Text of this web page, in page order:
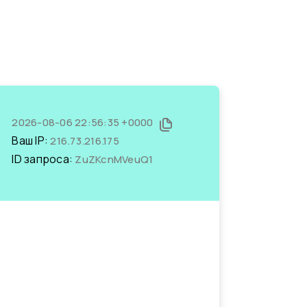
2026-08-06 22:56:35 +0000
Ваш IP:216.73.216.175
ID запроса: ZuZKcnMVeuQ1